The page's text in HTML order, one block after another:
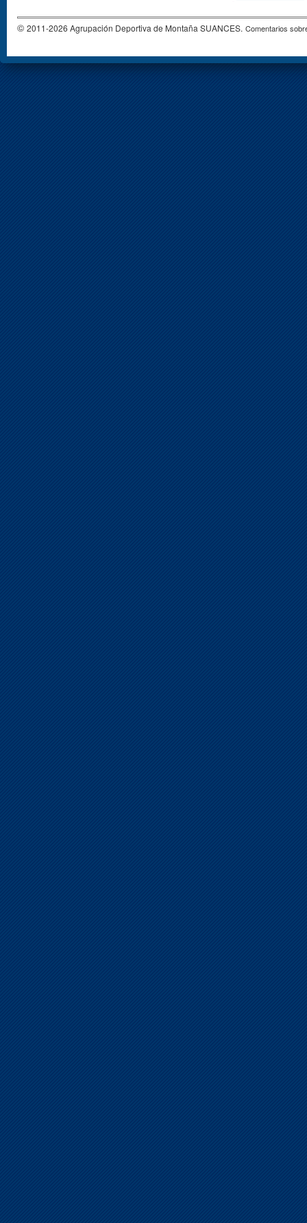
© 2011-2026 Agrupación Deportiva de Montaña SUANCES. Comentarios